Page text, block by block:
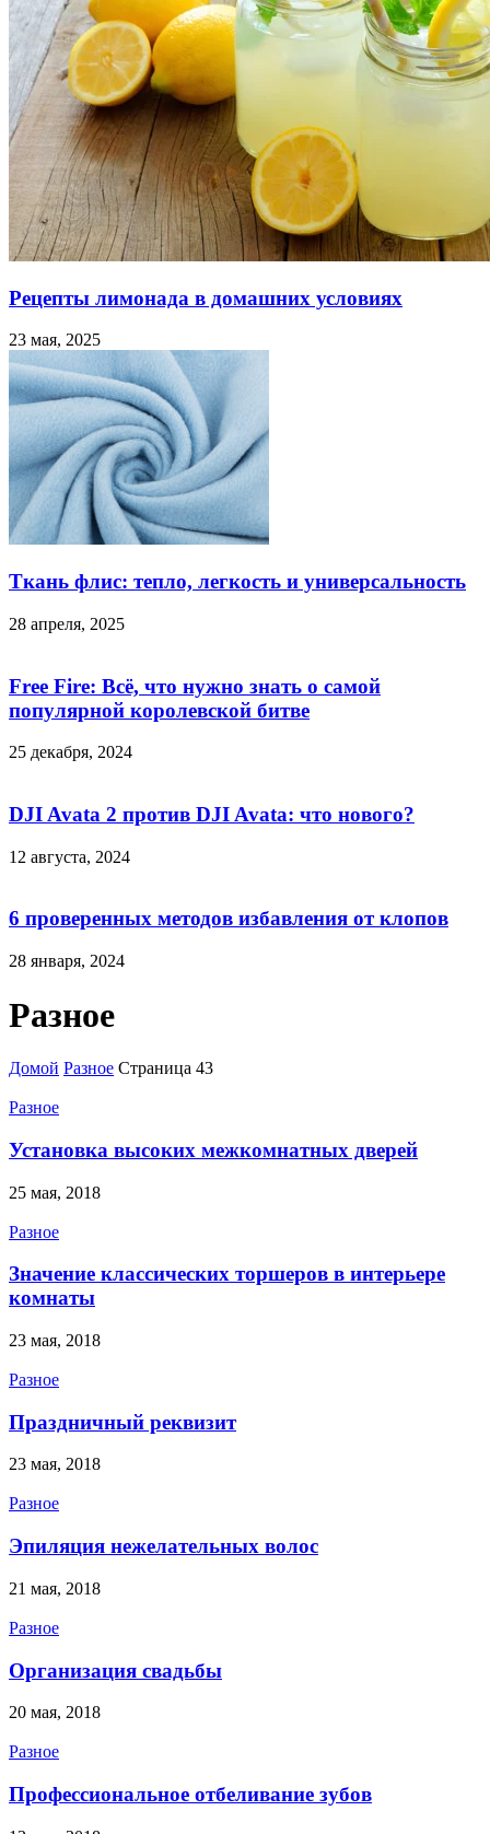
Рецепты лимонада в домашних условиях
23 мая, 2025
Ткань флис: тепло, легкость и универсальность
28 апреля, 2025
Free Fire: Всё, что нужно знать о самой
популярной королевской битве
25 декабря, 2024
DJI Avata 2 против DJI Avata: что нового?
12 августа, 2024
6 проверенных методов избавления от клопов
28 января, 2024
Разное
Домой Разное Страница 43
Разное
Установка высоких межкомнатных дверей
25 мая, 2018
Разное
Значение классических торшеров в интерьере
комнаты
23 мая, 2018
Разное
Праздничный реквизит
23 мая, 2018
Разное
Эпиляция нежелательных волос
21 мая, 2018
Разное
Организация свадьбы
20 мая, 2018
Разное
Профессиональное отбеливание зубов